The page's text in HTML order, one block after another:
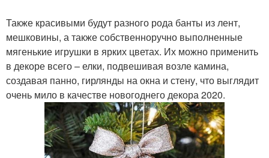
Также красивыми будут разного рода банты из лент,
мешковины, а также собственноручно выполненные
мягенькие игрушки в ярких цветах. Их можно применить
в декоре всего – елки, подвешивая возле камина,
создавая панно, гирлянды на окна и стену, что выглядит
очень мило в качестве новогоднего декора 2020.